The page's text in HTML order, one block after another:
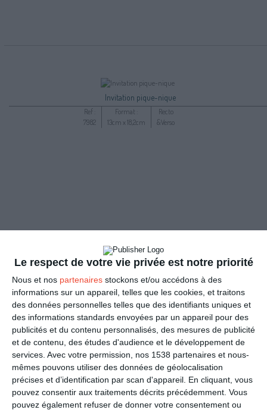
Le respect de votre vie privée est notre priorité
Nous et nos partenaires stockons et/ou accédons à des
informations sur un appareil, telles que les cookies, et traitons
des données personnelles telles que des identifiants uniques et
des informations standards envoyées par un appareil pour des
publicités et du contenu personnalisés, des mesures de publicité
et de contenu, des études d'audience et le développement de
services. Avec votre permission, nos 1538 partenaires et nous-
mêmes pouvons utiliser des données de géolocalisation
précises et d’identification par scan d'appareil. En cliquant, vous
pouvez consentir aux traitements décrits précédemment. Vous
pouvez également refuser de donner votre consentement ou
Invitation pique-nique
Ref :
7982
Format :
13cm x 18,2cm
Recto
&Verso
Tu m'fais fondre !
Ref :
8512
Format :
13cm x 18,2cm
&Verso